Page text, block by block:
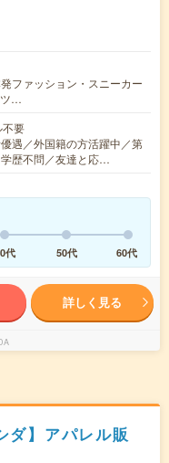
ファッション・スニーカー
ツ…
不要
遇／外国籍の方活躍中／第
歴不問／友達と応…
代 50代 60代
詳しく見る
ダ】アパレル販